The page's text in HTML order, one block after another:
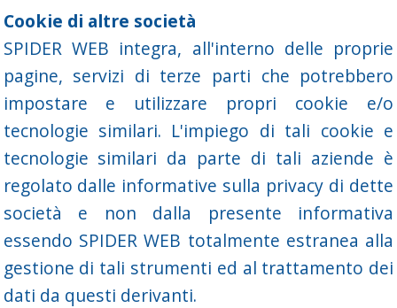
Cookie di altre società
SPIDER WEB integra, all'interno delle proprie
pagine, servizi di terze parti che potrebbero
impostare e utilizzare propri cookie e/o
tecnologie similari. L'impiego di tali cookie e
tecnologie similari da parte di tali aziende è
regolato dalle informative sulla privacy di dette
società e non dalla presente informativa
essendo SPIDER WEB totalmente estranea alla
gestione di tali strumenti ed al trattamento dei
dati da questi derivanti.